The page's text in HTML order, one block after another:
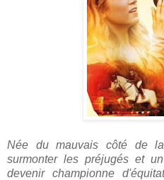
Née du mauvais côté de
surmonter les préjugés et
devenir championne